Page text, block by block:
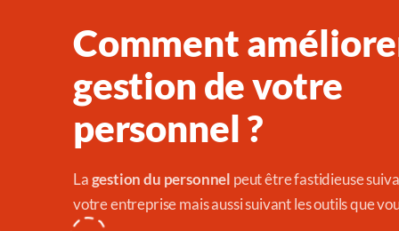
Comment
gestion de votre
personnel ?
Lagestion du personnel peut être fastidieuse
votre entreprise mais aussi suivant les outils que